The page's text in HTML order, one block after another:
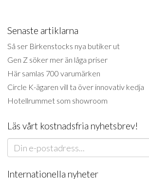
Senaste artiklarna
Så ser Birkenstocks nya butiker ut
Gen Z söker mer än låga priser
Här samlas 700 varumärken
Circle K-ägaren vill ta över innovativ kedja
Hotellrummet som showroom
Läs vårt kostnadsfria nyhetsbrev!
Internationella nyheter